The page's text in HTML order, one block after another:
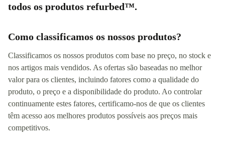
todos os produtos refurbed™.
Como classificamos os nossos produtos?
Classificamos os nossos produtos com base no preço, no stock e
nos artigos mais vendidos. As ofertas são baseadas no melhor
valor para os clientes, incluindo fatores como a qualidade do
produto, o preço e a disponibilidade do produto. Ao controlar
continuamente estes fatores, certificamo-nos de que os clientes
têm acesso aos melhores produtos possíveis aos preços mais
competitivos.